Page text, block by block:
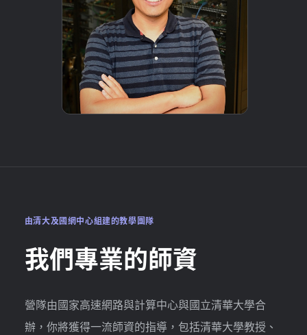
由清大及國網中心組建的教學團隊
我們專業的師資
營隊由國家高速網路與計算中心與國立清華大學合
辦，你將獲得一流師資的指導，包括清華大學教授、